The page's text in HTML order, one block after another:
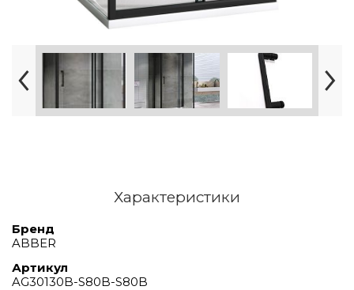
Характеристики
Бренд
ABBER
Артикул
AG30130B-S80B-S80B